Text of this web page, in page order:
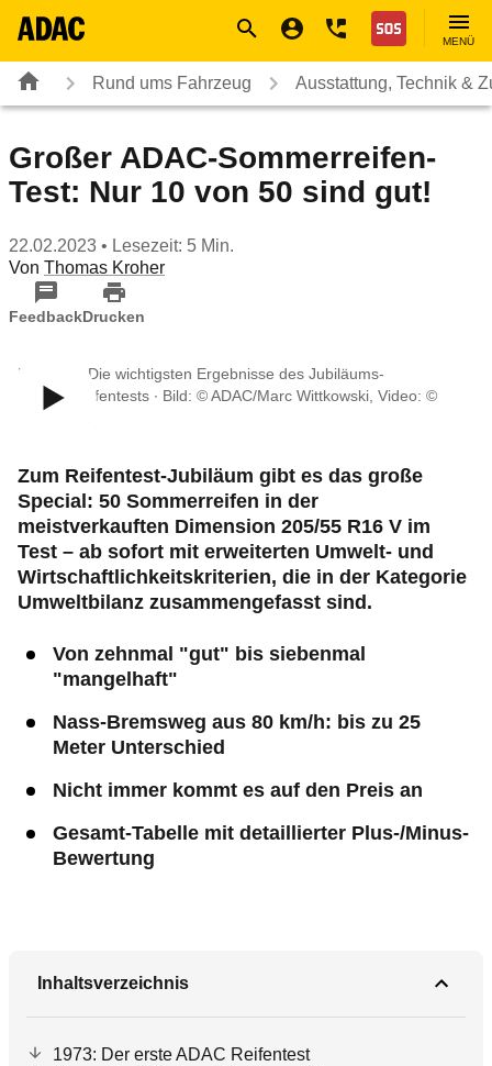
Nothilfe
MENÜ
Rund ums Fahrzeug Ausstattung, Technik &
Großer ADAC-Sommerreifen-
Test: Nur 10 von 50 sind gut!
22.02.2023 • Lesezeit: 5 Min.
Von Thomas Kroher
FeedbackDrucken
Im Video: Die wichtigsten Ergebnisse des Jubiläums-
Sommerreifentests ∙ Bild: © ADAC/Marc Wittkowski, Video: ©
Zum Reifentest-Jubiläum gibt es das große
Special: 50 Sommerreifen in der
meistverkauften Dimension 205/55 R16 V im
Test – ab sofort mit erweiterten Umwelt- und
Wirtschaftlichkeitskriterien, die in der Kategorie
Umweltbilanz zusammengefasst sind.
Von zehnmal "gut" bis siebenmal
"mangelhaft"
Nass-Bremsweg aus 80 km/h: bis zu 25
Meter Unterschied
Nicht immer kommt es auf den Preis an
Gesamt-Tabelle mit detaillierter Plus-/Minus-
Bewertung
Inhaltsverzeichnis
1973: Der erste ADAC Reifentest